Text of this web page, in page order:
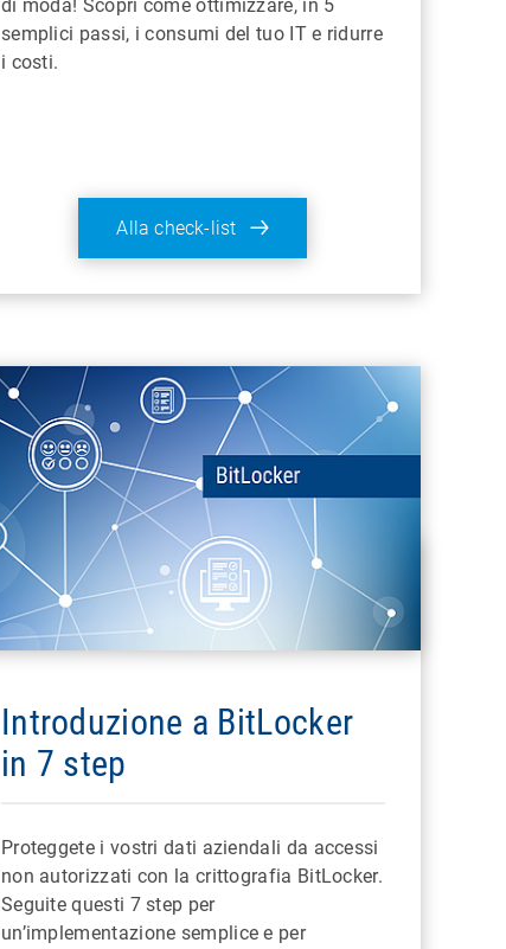
di moda! Scopri come ottimizzare, in 5
semplici passi, i consumi del tuo IT e ridurre
i costi.
Alla check-list
Introduzione a BitLocker
in 7 step
Proteggete i vostri dati aziendali da accessi
non autorizzati con la crittografia BitLocker.
Seguite questi 7 step per
un’implementazione semplice e per